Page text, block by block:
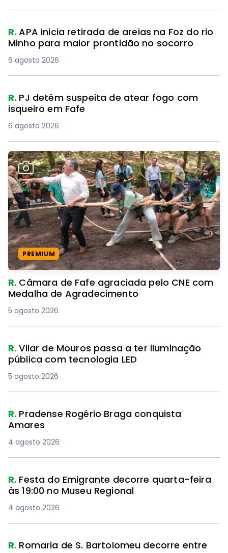
R.APA inicia retirada de areias na Foz do rio
Minho para maior prontidão no socorro
6 agosto 2026
R. PJ detém suspeita de atear fogo com
isqueiro em Fafe
6 agosto 2026
PREMIUM
R. Câmara de Fafe agraciada pelo CNE com
Medalha de Agradecimento
5 agosto 2026
R.Vilar de Mouros passa a ter iluminação
pública com tecnologia LED
5 agosto 2026
R. Pradense Rogério Braga conquista
Amares
4 agosto 2026
R. Festa do Emigrante decorre quarta-feira
às 19:00 no Museu Regional
4 agosto 2026
R. Romaria de S. Bartolomeu decorre entre